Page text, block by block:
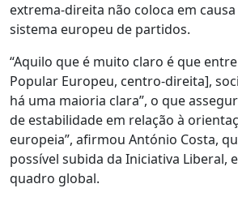
extrema-direita não coloca em
sistema europeu de partidos.
“Aquilo que é muito claro é que
Popular Europeu, centro-direita],
há uma maioria clara”, o que
de estabilidade em relação à
europeia”, afirmou António Costa,
possível subida da Iniciativa Liberal,
quadro global.